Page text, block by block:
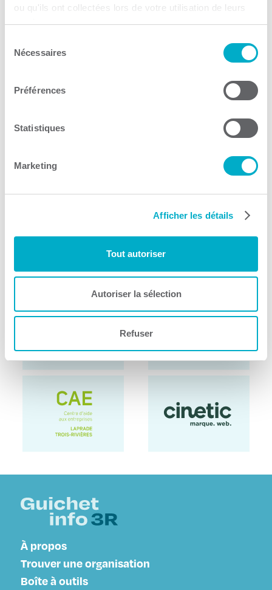
ou qu'ils ont collectées lors de votre utilisation de leurs
services.
Nécessaires
Préférences
Statistiques
Marketing
Afficher les détails
Tout autoriser
Autoriser la sélection
Refuser
Formation continue et
du Cégep de Trois-Rivières
Francisation en entreprise
À propos
Trouver une organisation
Boîte à outils